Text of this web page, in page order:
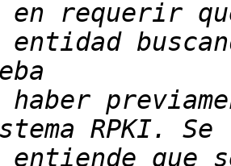
entidad
haber